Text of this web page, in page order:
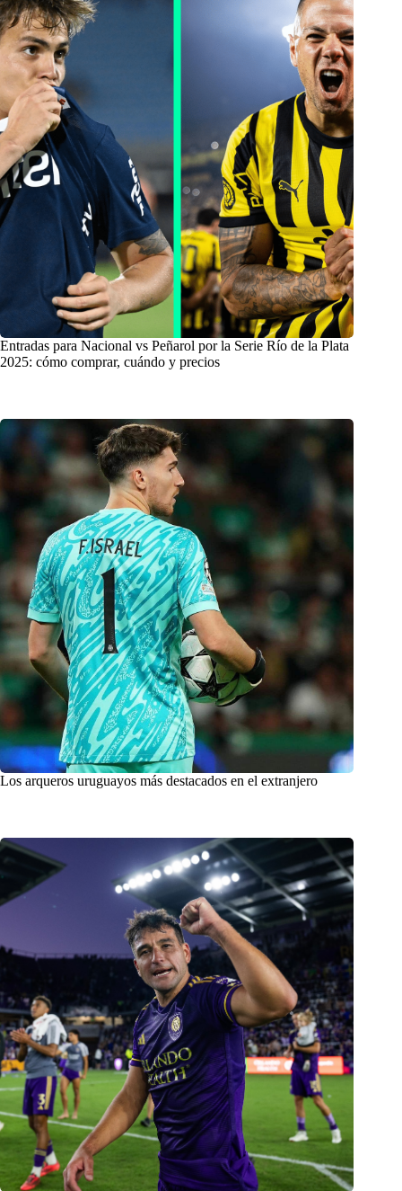
Entradas para Nacional vs Peñarol por la Serie Río de la Plata
2025: cómo comprar, cuándo y precios
Los arqueros uruguayos más destacados en el extranjero